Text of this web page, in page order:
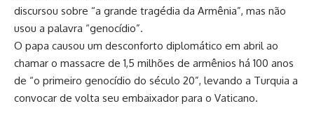
discursou sobre “a grande tragédia da Armênia”, mas não
usou a palavra “genocídio”.
O papa causou um desconforto diplomático em abril ao
chamar o massacre de 1,5 milhões de armênios há 100 anos
de “o primeiro genocídio do século 20”, levando a Turquia a
convocar de volta seu embaixador para o Vaticano.